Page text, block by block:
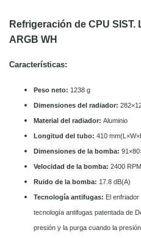
Refrigeración de CPU SIST.
ARGB WH
Características:
Peso neto: 1238 g
Dimensiones del radiador:
Material del radiador: Aluminio
Longitud del tubo: 410
Dimensiones de la bomba:
Velocidad de la bomba: 2400
Ruido de la bomba: 17.8 dB(A)
Tecnología antifugas: El
tecnología antifugas patentada de
presión y la purga cuando la